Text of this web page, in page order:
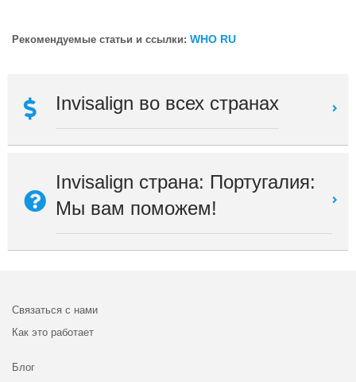
Рекомендуемые статьи и ссылки: WHO RU
Invisalign во всех странах
Invisalign страна: Португалия:
Мы вам поможем!
Связаться с нами
Как это работает
Блог